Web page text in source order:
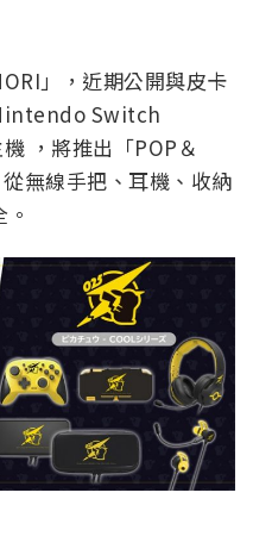
」，近期公開與皮卡
Switch
，將推出「POP＆
無線手把、耳機、收納